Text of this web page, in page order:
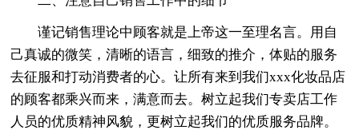
谨记销售理论中顾客就是上帝这一至理名言。用自
己真诚的微笑，清晰的语言，细致的推介，体贴的服务
去征服和打动消费者的心。让所有来到我们xxx化妆品店
的顾客都乘兴而来，满意而去。树立起我们专卖店工作
人员的优质精神风貌，更树立起我们的优质服务品牌。